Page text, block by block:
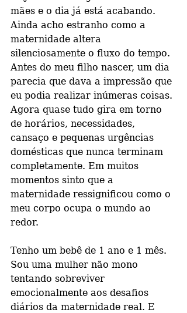
mães e o dia já está acabando.
Ainda acho estranho como a
maternidade altera
silenciosamente o fluxo do tempo.
Antes do meu filho nascer, um dia
parecia que dava a impressão que
eu podia realizar inúmeras coisas.
Agora quase tudo gira em torno
de horários, necessidades,
cansaço e pequenas urgências
domésticas que nunca terminam
completamente. Em muitos
momentos sinto que a
maternidade ressignificou como o
meu corpo ocupa o mundo ao
redor.
Tenho um bebê de 1 ano e 1 mês.
Sou uma mulher não mono
tentando sobreviver
emocionalmente aos desafios
diários da maternidade real. E